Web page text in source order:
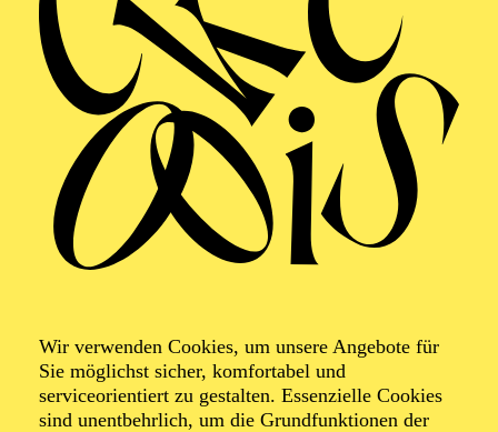
Wir verwenden Cookies, um unsere Angebote für
Sie möglichst sicher, komfortabel und
serviceorientiert zu gestalten. Essenzielle Cookies
sind unentbehrlich, um die Grundfunktionen der
Foto: Benne Ochs